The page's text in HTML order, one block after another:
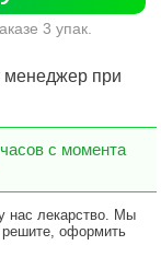
3 упак.
менеджер при
с момента
нас лекарство. Мы
оформить